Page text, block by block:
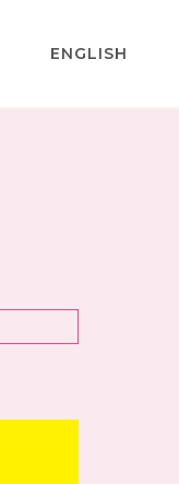
ENGLISH